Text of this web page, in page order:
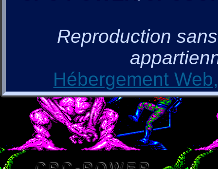
Reproduction
Hébergement